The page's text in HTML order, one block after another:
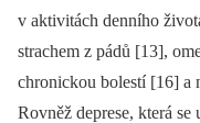
v aktivitách denního
strachem z pádů [13],
chronickou bolestí [16] a
Rovněž deprese, která